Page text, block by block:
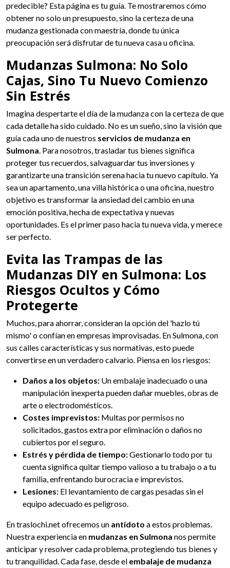
predecible? Esta página es tu guía. Te mostraremos cómo
obtener no solo un presupuesto, sino la certeza de una
mudanza gestionada con maestría, donde tu única
preocupación será disfrutar de tu nueva casa u oficina.
Mudanzas Sulmona: No Solo
Cajas, Sino Tu Nuevo Comienzo
Sin Estrés
Imagina despertarte el día de la mudanza con la certeza de que
cada detalle ha sido cuidado. No es un sueño, sino la visión que
guía cada uno de nuestros servicios de mudanza en
Sulmona. Para nosotros, trasladar tus bienes significa
proteger tus recuerdos, salvaguardar tus inversiones y
garantizarte una transición serena hacia tu nuevo capítulo. Ya
sea un apartamento, una villa histórica o una oficina, nuestro
objetivo es transformar la ansiedad del cambio en una
emoción positiva, hecha de expectativa y nuevas
oportunidades. Es el primer paso hacia tu nueva vida, y merece
ser perfecto.
Evita las Trampas de las
Mudanzas DIY en Sulmona: Los
Riesgos Ocultos y Cómo
Protegerte
Muchos, para ahorrar, consideran la opción del 'hazlo tú
mismo' o confían en empresas improvisadas. En Sulmona, con
sus calles características y sus normativas, esto puede
convertirse en un verdadero calvario. Piensa en los riesgos:
Daños a los objetos: Un embalaje inadecuado o una
manipulación inexperta pueden dañar muebles, obras de
arte o electrodomésticos.
Costes imprevistos: Multas por permisos no
solicitados, gastos extra por eliminación o daños no
cubiertos por el seguro.
Estrés y pérdida de tiempo:Gestionarlo todo por tu
cuenta significa quitar tiempo valioso a tu trabajo o a tu
familia, enfrentando burocracia e imprevistos.
Lesiones: El levantamiento de cargas pesadas sin el
equipo adecuado es peligroso.
En traslochi.net ofrecemos un antídoto a estos problemas.
Nuestra experiencia en mudanzas en Sulmona nos permite
anticipar y resolver cada problema, protegiendo tus bienes y
tu tranquilidad. Cada fase, desde el embalaje de mudanza